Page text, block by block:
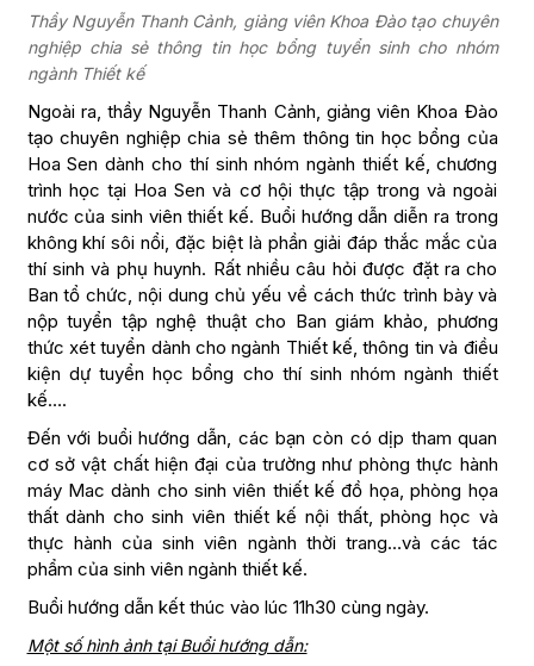
Thầy Nguyễn Thanh Cảnh, giảng viên Khoa Đào tạo chuyên
nghiệp chia sẻ thông tin học bổng tuyển sinh cho nhóm
ngành Thiết kế
Ngoài ra, thầy Nguyễn Thanh Cảnh, giảng viên Khoa Đào
tạo chuyên nghiệp chia sẻ thêm thông tin học bổng của
Hoa Sen dành cho thí sinh nhóm ngành thiết kế, chương
trình học tại Hoa Sen và cơ hội thực tập trong và ngoài
nước của sinh viên thiết kế. Buổi hướng dẫn diễn ra trong
không khí sôi nổi, đặc biệt là phần giải đáp thắc mắc của
thí sinh và phụ huynh. Rất nhiều câu hỏi được đặt ra cho
Ban tổ chức, nội dung chủ yếu về cách thức trình bày và
nộp tuyển tập nghệ thuật cho Ban giám khảo, phương
thức xét tuyển dành cho ngành Thiết kế, thông tin và điều
kiện dự tuyển học bổng cho thí sinh nhóm ngành thiết
kế….
Đến với buổi hướng dẫn, các bạn còn có dịp tham quan
cơ sở vật chất hiện đại của trường như phòng thực hành
máy Mac dành cho sinh viên thiết kế đồ họa, phòng họa
thất dành cho sinh viên thiết kế nội thất, phòng học và
thực hành của sinh viên ngành thời trang…và các tác
phẩm của sinh viên ngành thiết kế.
Buổi hướng dẫn kết thúc vào lúc 11h30 cùng ngày.
Một số hình ảnh tại Buổi hướng dẫn: